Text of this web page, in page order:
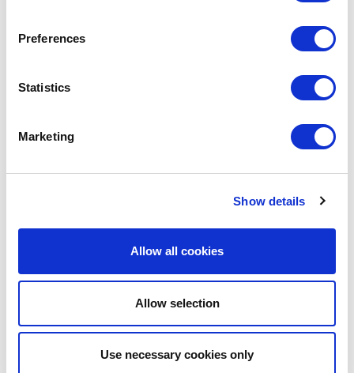
Preferences
Statistics
Marketing
Show details
Allow all cookies
Allow selection
Use necessary cookies only
MARQUE PROPRE
POINT-VIRGULE